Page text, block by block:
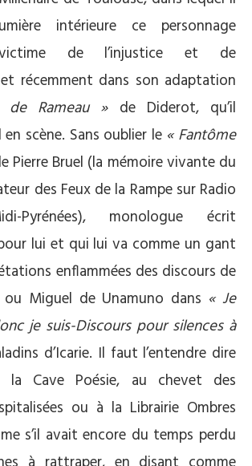
intérieure ce personnage
de l’injustice et de
récemment dans son adaptation
de Rameau »de Diderot, qu’il
scène. Sans oublier le « Fantôme
Pierre Bruel (la mémoire vivante du
des Feux de la Rampe sur Radio
Pyrénées), monologue écrit
lui et qui lui va comme un gant
enflammées des discours de
Miguel de Unamuno dans « Je
je suis-Discours pour silences à
d’Icarie. Il faut l’entendre dire
la Cave Poésie, au chevet des
ou à la Librairie Ombres
s’il avait encore du temps perdu